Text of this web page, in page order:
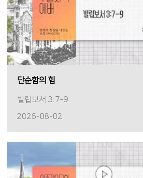
단순함의 힘
빌립보서 3:7-9
2026-08-02